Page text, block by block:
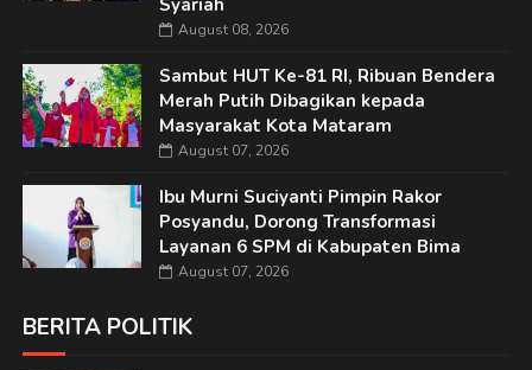
Syariah
August 08, 2026
Sambut HUT Ke-81 RI, Ribuan Bendera
Merah Putih Dibagikan kepada
Masyarakat Kota Mataram
August 07, 2026
Ibu Murni Suciyanti Pimpin Rakor
Posyandu, Dorong Transformasi
Layanan 6 SPM di Kabupaten Bima
August 07, 2026
BERITA POLITIK